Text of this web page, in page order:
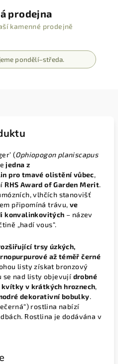
prodejna
kamenné prodejně
pondělí–středa.
(Ophiopogon planiscapus
jedna z
pro tmavé olistění vůbec,
RHS Award of Garden Merit.
vlhčích stanovišť
připomíná trávu, ve
konvalinkovitých – název
„hadí vous“.
trsy úzkých,
až téměř černé
listy získat bronzový
se nad listy objevují drobné
v krátkých hroznech,
dekorativní bobulky.
rostlina nabízí
Rostlina je dodávána v